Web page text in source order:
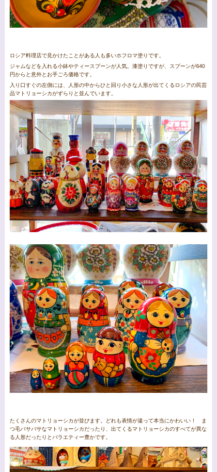
ロシア料理店で見かけたことがある人も多いホフロマ塗りです。
ジャムなどを入れる小鉢やティースプーンが人気。漆塗りですが、スプーンが640
円からと意外とお手ごろ価格です。
入り口すぐの左側には、人形の中からひと回り小さな人形が出てくるロシアの民芸
品マトリョーシカがずらりと並んでいます。
たくさんのマトリョーシカが並びます。どれも表情が違って本当にかわいい！ ま
つ毛バサバサなマトリョーシカだったり、出てくるマトリョーシカのすべてが異な
る人形だったりとバラエティー豊かです。